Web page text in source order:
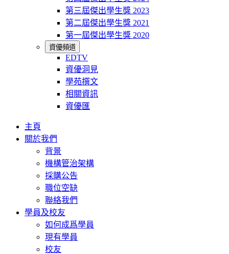
第三屆傑出學生獎 2023
第二屆傑出學生獎 2021
第一屆傑出學生獎 2020
資優頻道
EDTV
資優洞見
學苑撰文
相關資訊
資優匯
主頁
關於我們
背景
機構管治架構
採購公告
職位空缺
聯絡我們
學員及校友
如何成爲學員
現有學員
校友